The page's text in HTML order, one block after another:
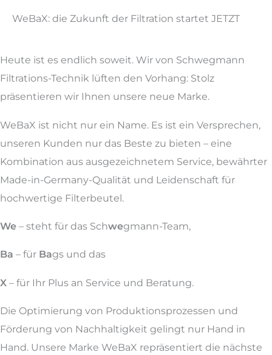
WeBaX: die Zukunft der Filtration startet JETZT
Heute ist es endlich soweit. Wir von Schwegmann
Filtrations-Technik lüften den Vorhang: Stolz
präsentieren wir Ihnen unsere neue Marke.
WeBaX ist nicht nur ein Name. Es ist ein Versprechen,
unseren Kunden nur das Beste zu bieten – eine
Kombination aus ausgezeichnetem Service, bewährter
Made-in-Germany-Qualität und Leidenschaft für
hochwertige Filterbeutel.
We – steht für das Schwegmann-Team,
Ba – für Bags und das
X – für Ihr Plus an Service und Beratung.
Die Optimierung von Produktionsprozessen und
Förderung von Nachhaltigkeit gelingt nur Hand in
Hand. Unsere Marke WeBaX repräsentiert die nächste